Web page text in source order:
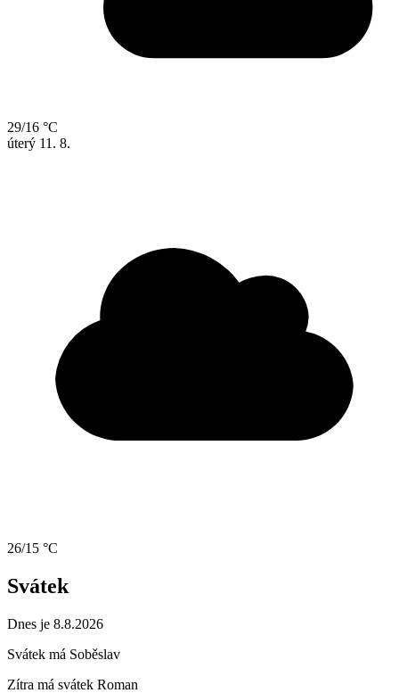
29/16 °C
úterý 11. 8.
26/15 °C
Svátek
Dnes je 8.8.2026
Svátek má Soběslav
Zítra má svátek Roman